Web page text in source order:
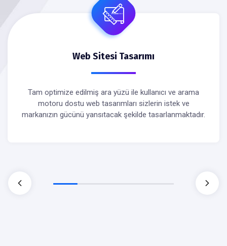
Web Sitesi Tasarımı
Tam optimize edilmiş ara yüzü ile kullanıcı ve arama
motoru dostu web tasarımları sizlerin istek ve
markanızın gücünü yansıtacak şekilde tasarlanmaktadır.